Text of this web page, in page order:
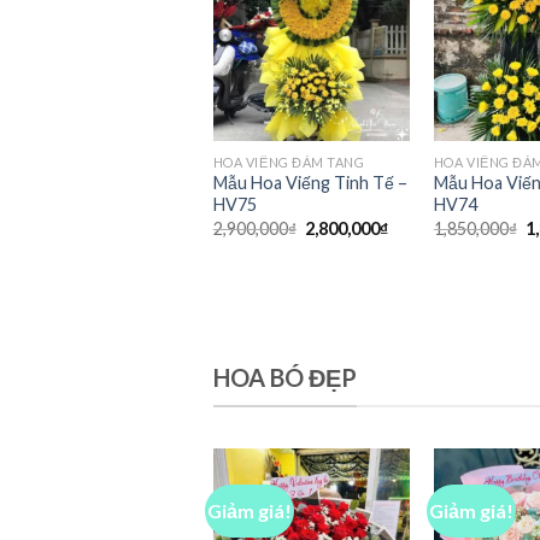
HOA VIẾNG ĐÁM TANG
Mẫu Hoa Viếng Tinh Tế –
HV75
2,900,000₫ Giá
gốc
2,800,000₫Giá
HOA VIẾNG
Mẫu Hoa
HV74
1,850,000₫
HOA BÓ ĐẸP
Giảm giá! Giảm giá!